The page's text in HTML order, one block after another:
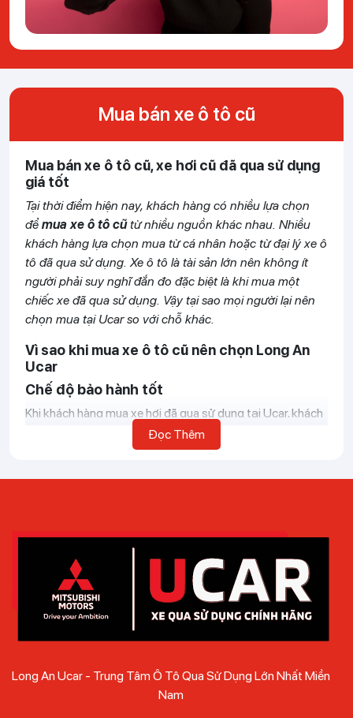
Mua bán xe ô tô cũ
Mua bán xe ô tô cũ, xe hơi cũ đã qua sử dụng
giá tốt
Tại thời điểm hiện nay, khách hàng có nhiều lựa chọn
đểmua xe ô tô cũtừ nhiều nguồn khác nhau. Nhiều
khách hàng lựa chọn mua từ cá nhân hoặc từ đại lý xe ô
tô đã qua sử dụng. Xe ô tô là tài sản lớn nên không ít
người phải suy nghĩ đắn đo đặc biệt là khi mua một
chiếc xe đã qua sử dụng. Vậy tại sao mọi người lại nên
chọn mua tại Ucar so với chỗ khác.
Vì sao khi mua xe ô tô cũ nên chọn Long An
Ucar
Chế độ bảo hành tốt
Khi khách hàng mua xe hơi đã qua sử dụng tại Ucar, khách
hàng sẽ nhận được bảo hành 1 năm hoặc 20.000km,
trong trường hợp xe ô tô vẫn còn bảo hành tại hãng,
Kiểm định chặt chẽ
Việc thu mua xe ô tô cũ đều phải trải qua các bước kiểm
tra nghiêm ngặt. Từng công đoạn đều được các chuyên
gia đối chiếu giấy tờ xác minh lịch sử xe, đảm bảo xe bán ra
phải có số khung, số máy trùng với giấy tờ pháp lý. Động
đảm bảo chiếc xe đạt đủ điều kiện tham gia vận hành.
Khung xe, gầm xe phải được kiểm tra đảm bảo xe chưa
Đọc Thêm
Long An Ucar - Trung Tâm Ô Tô Qua Sử Dụng Lớn Nhất Miền
Nam